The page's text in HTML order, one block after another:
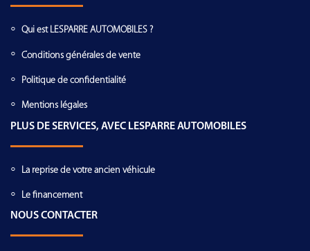
Qui est LESPARRE AUTOMOBILES ?
Conditions générales de vente
Politique de confidentialité
Mentions légales
PLUS DE SERVICES, AVEC LESPARRE AUTOMOBILES
La reprise de votre ancien véhicule
Le financement
NOUS CONTACTER